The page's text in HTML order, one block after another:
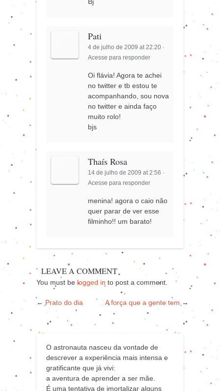
Pati
4 de julho de 2009 at 22:20 ·
Acesse para responder
Oi flávia! Agora te achei
no twitter e tb estou te
acompanhando, sou nova
no twitter e ainda faço
muito rolo!
bjs
Thaís Rosa
14 de julho de 2009 at 2:56 ·
Acesse para responder
menina! agora o caio não
quer parar de ver esse
filminho!! um barato!
LEAVE A COMMENT
You must be logged in to post a comment.
← Prato do dia A força que a gente tem →
O astronauta nasceu da vontade de
descrever a experiência mais intensa e
gratificante que já vivi:
a aventura de aprender a ser mãe.
É uma tentativa de imortalizar alguns